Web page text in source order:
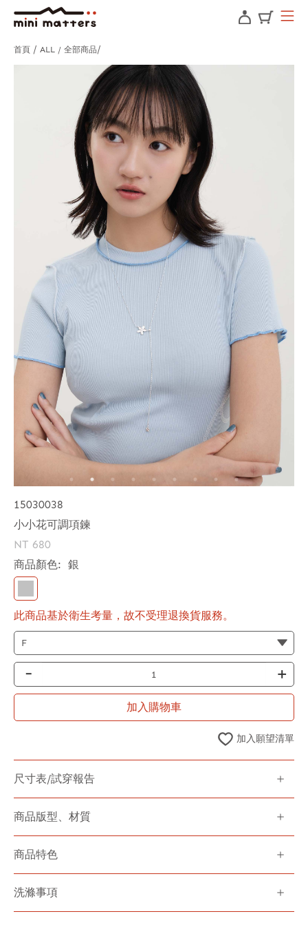
首頁 ALL / 全部商品
15030038
小小花可調項鍊
NT 680
商品顏色: 銀
此商品基於衛生考量，故不受理退換貨服務。
- +
加入購物車
加入願望清單
尺寸表/試穿報告
商品版型、材質
商品特色
洗滌事項